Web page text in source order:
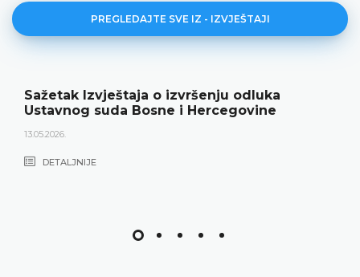
PREGLEDAJTE SVE IZ - IZVJEŠTAJI
Sažetak Izvještaja o izvršenju odluka
Ustavnog suda Bosne i Hercegovine
13.05.2026.
DETALJNIJE